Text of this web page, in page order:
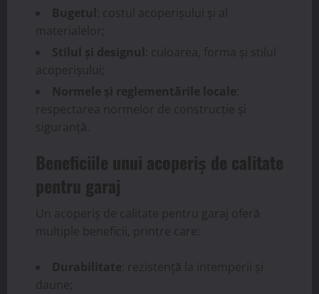
Bugetul : costul acoperișului și al
materialelor;
Stilul și designul : culoarea, forma și stilul
acoperișului;
Normele și reglementările locale
respectarea normelor de construcție și
siguranță.
Beneficiile unui acoperiș de calitate
pentru garaj
Un acoperiș de calitate pentru garaj oferă
multiple beneficii, printre care:
Durabilitate : rezistență la intemperii și
daune;